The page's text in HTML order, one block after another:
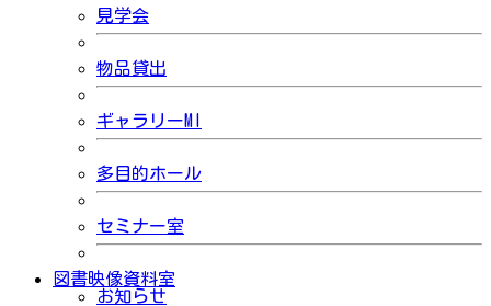
見学会
物品貸出
ギャラリーMI
多目的ホール
セミナー室
図書映像資料室
お知らせ